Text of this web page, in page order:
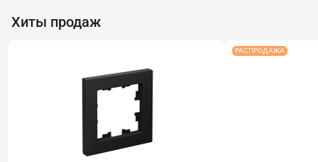
Хиты продаж
РАСПРОДАЖА